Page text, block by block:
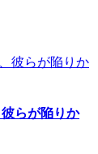
らが陥りか